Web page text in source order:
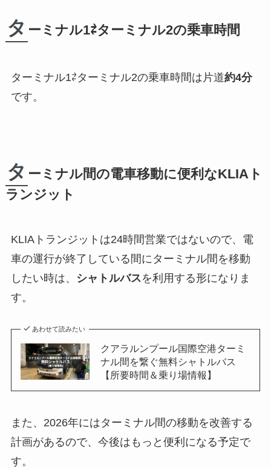
タ ーミナル1⇄ターミナル2の乗車時間
ターミナル1⇄ターミナル2の乗車時間は片道約4分
です。
タ ーミナル間の電車移動に便利なKLIAト
ランジット
KLIAトランジットは24時間営業ではないので、電
車の運行が終了している間にターミナル間を移動
したい時は、
シャトルバスを利用する形になりま
す。
あわせて読みたい
クアラルンプール国際空港ターミ
ナル間を繋ぐ無料シャトルバス
【所要時間＆乗り場情報】
また、2026年にはターミナル間の移動を改善する
計画があるので、今後はもっと便利になる予定で
す。